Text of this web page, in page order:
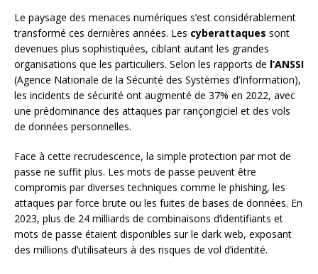
Le paysage des menaces numériques s’est considérablement
transformé ces dernières années. Les cyberattaques sont
devenues plus sophistiquées, ciblant autant les grandes
organisations que les particuliers. Selon les rapports de l’ANSSI
(Agence Nationale de la Sécurité des Systèmes d’Information),
les incidents de sécurité ont augmenté de 37% en 2022, avec
une prédominance des attaques par rançongiciel et des vols
de données personnelles.
Face à cette recrudescence, la simple protection par mot de
passe ne suffit plus. Les mots de passe peuvent être
compromis par diverses techniques comme le phishing, les
attaques par force brute ou les fuites de bases de données. En
2023, plus de 24 milliards de combinaisons d’identifiants et
mots de passe étaient disponibles sur le dark web, exposant
des millions d’utilisateurs à des risques de vol d’identité.